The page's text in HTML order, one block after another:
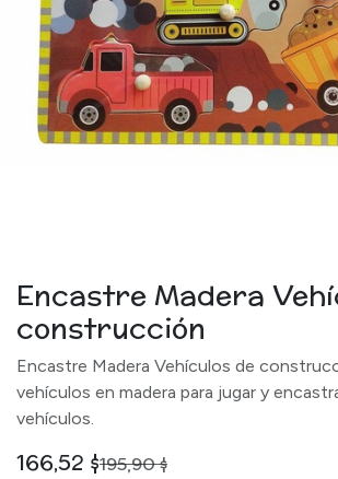
Encastre Madera
construcción
Encastre Madera Vehículos de
vehículos en madera para jugar y
vehículos.
166,52 $195,90$